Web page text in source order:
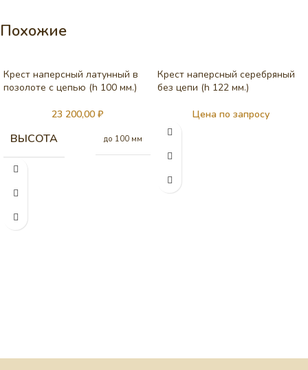
Похожие
Крест наперсный латунный в
позолоте с цепью (h 100 мм.)
23 200,00 ₽
ВЫСОТА до 100 мм
Крест наперсный серебряный
без цепи (h 122 мм.)
Цена по запросу